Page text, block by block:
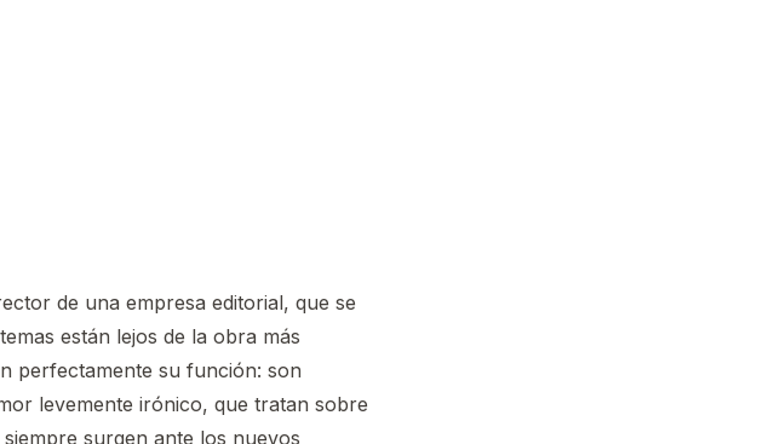
de una empresa editorial, que se
están lejos de la obra más
perfectamente su función: son
levemente irónico, que tratan sobre
surgen ante los nuevos